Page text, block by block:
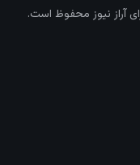
آراز نیوز محفوظ است.